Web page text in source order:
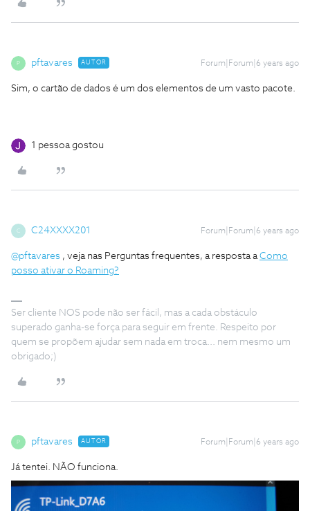
P pftavares AUTOR Forum|Forum|6 years ago
Sim, o cartão de dados é um dos elementos de um vasto pacote.
1 pessoa gostou
C C24XXXX201 Forum|Forum|6 years ago
@pftavares , veja nas Perguntas frequentes, a resposta aComo
posso ativar o Roaming?
Ser cliente NOS pode não ser fácil, mas a cada obstáculo
superado ganha-se força para seguir em frente. Respeito por
quem se propõem ajudar sem nada em troca... nem mesmo um
obrigado;)
P pftavares AUTOR Forum|Forum|6 years ago
Já tentei. NÃO funciona.